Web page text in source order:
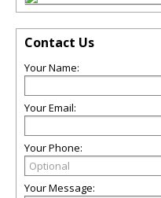
Contact Us
Your Name:
Your Email:
Your Phone:
Your Message: